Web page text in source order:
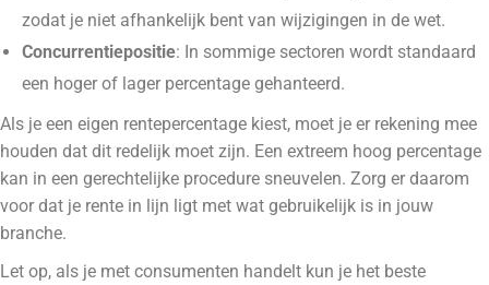
zodat je niet afhankelijk bent van wijzigingen in de wet.
Concurrentiepositie: In sommige sectoren wordt standaard
een hoger of lager percentage gehanteerd.
Als je een eigen rentepercentage kiest, moet je er rekening mee
houden dat dit redelijk moet zijn. Een extreem hoog percentage
kan in een gerechtelijke procedure sneuvelen. Zorg er daarom
voor dat je rente in lijn ligt met wat gebruikelijk is in jouw
branche.
Let op, als je met consumenten handelt kun je het beste